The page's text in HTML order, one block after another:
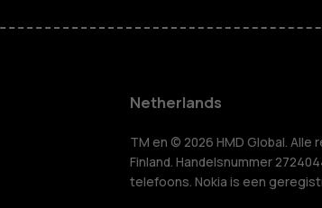
HMD Terra
Voor
Tablets
Netherlands
TM en © 2026 HMD Global. Alle
Finland. Handelsnummer
telefoons. Nokia is een